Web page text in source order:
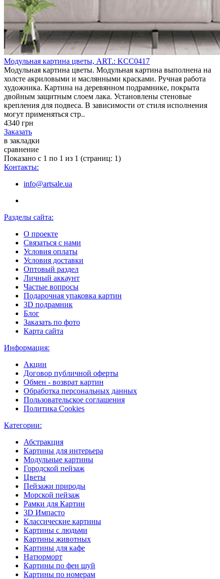
Модульная картина цветы, ART.: KCC0417
Модульная картина цветы. Модульная картина выполнена на
холсте акриловыми и маслянными красками. Ручная работа
художника. Картина на деревянном подрамнике, покрыта
двойным защитным слоем лака. Установлены стеновые
крепления для подвеса. В зависимости от стиля исполнения
могут применяться стр..
4340 грн
Заказать
в закладки
сравнение
Показано с 1 по 1 из 1 (страниц: 1)
Контакты:
info@artsale.ua
Разделы сайта:
О проекте
Связаться с нами
Условия оплаты
Условия доставки
Оптовый раздел
Личный аккаунт
Частые вопросы
Подарочная упаковка картин
3D подрамник
Блог
Заказать по фото
Карта сайта
Информация:
Акции
Договор публичной оферты
Обмен - возврат картин
Обработка персональных данных
Пользовательское соглашения
Политика Cookies
Категории:
Абстракция
Картины для интерьера
Модульные картины
Городской пейзаж
Цветы
Пейзажи природы
Морской пейзаж
Рамки для Картин
3D Импасто
Классические картины
Картины с людьми
Картины животных
Картины для кафе
Натюрморт
Картины по фен шуй
Картины по номерам